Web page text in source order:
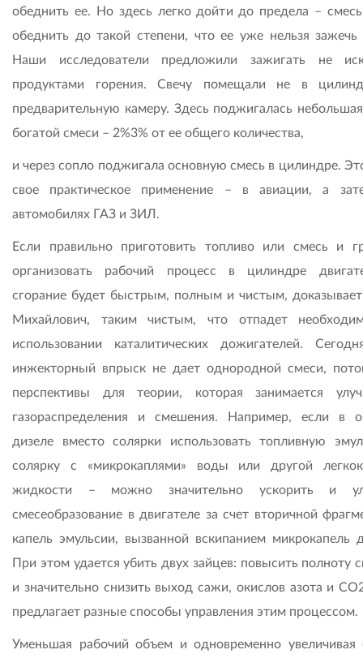
обеднить ее. Но здесь легко дойти до предела –
обеднить до такой степени, что ее уже нельзя зажечь
Наши исследователи предложили зажигать не
продуктами горения. Свечу помещали не в
предварительную камеру. Здесь поджигалась
богатой смеси – 2%3% от ее общего количества,
и через сопло поджигала основную смесь в цилиндре.
свое практическое применение – в авиации, а
автомобилях ГАЗ и ЗИЛ.
Если правильно приготовить топливо или смесь и
организовать рабочий процесс в цилиндре
сгорание будет быстрым, полным и чистым,
Михайлович, таким чистым, что отпадет
использовании каталитических дожигателей.
инжекторный впрыск не дает однородной смеси,
перспективы для теории, которая занимается
газораспределения и смешения. Например, если в
дизеле вместо солярки использовать топливную
солярку с «микрокаплями» воды или другой
жидкости – можно значительно ускорить и
смесеобразование в двигателе за счет вторичной
капель эмульсии, вызванной вскипанием микрокапель
При этом удается убить двух зайцев: повысить полноту
и значительно снизить выход сажи, окислов азота и
предлагает разные способы управления этим процессом.
Уменьшая рабочий объем и одновременно увеличивая